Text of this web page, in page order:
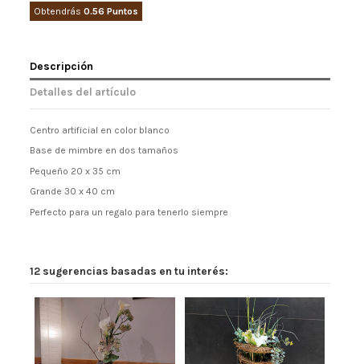
Obtendrás0.56 Puntos
Descripción
Detalles del artículo
Centro artificial en color blanco
Base de mimbre en dos tamaños
Pequeño 20 x 35 cm
Grande 30 x 40 cm
Perfecto para un regalo para tenerlo siempre
12 sugerencias basadas en tu interés: